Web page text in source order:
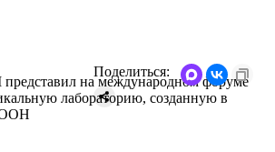
на международном форуме
лабораторию, созданную в
ООН
Поделиться: